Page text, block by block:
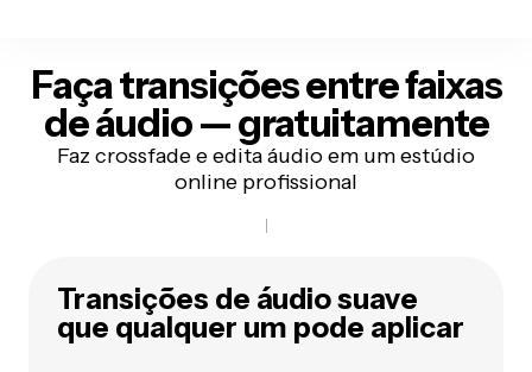
Faça transições entre faixas
de áudio — gratuitamente
Faz crossfade e edita áudio em um estúdio
online profissional
Transições de áudio suave
que qualquer um pode aplicar